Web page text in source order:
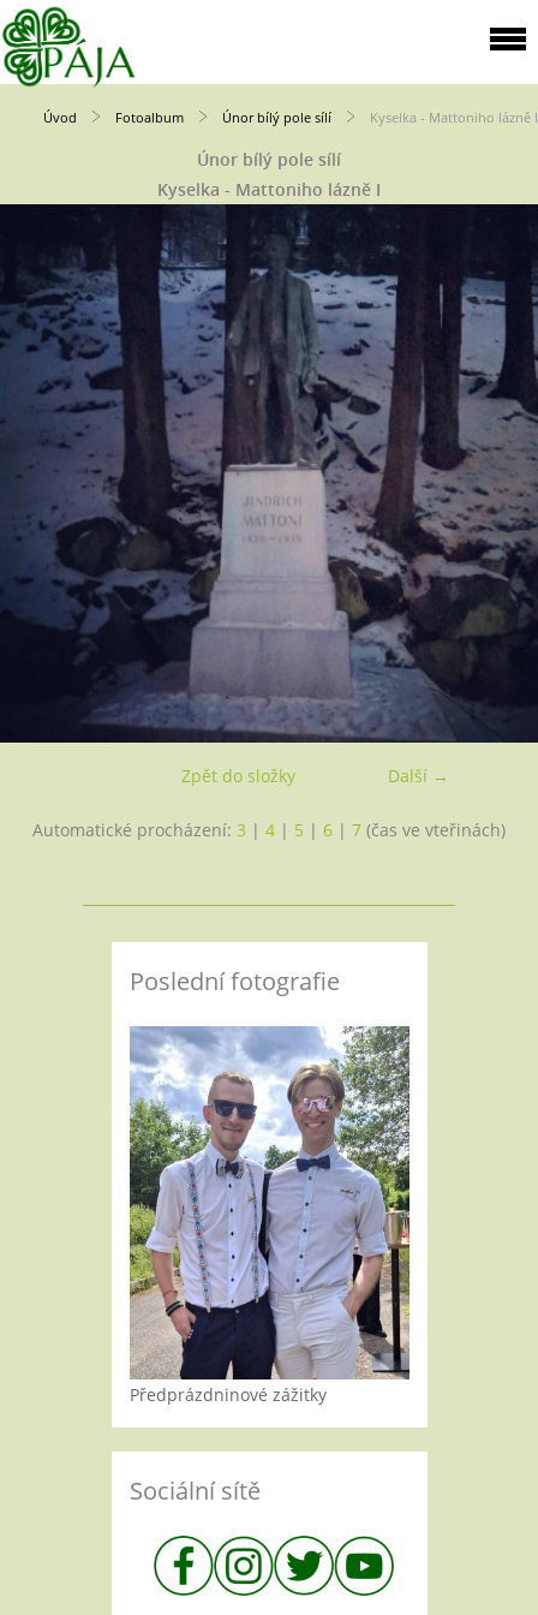
Úvod Fotoalbum Únor bílý pole sílí Kyselka - Mattoniho lázně I
Únor bílý pole sílí
Kyselka - Mattoniho lázně I
Další →
Zpět do složky
Automatické procházení: 3 | 4 | 5 | 6 | 7 (čas ve vteřinách)
Poslední fotografie
Předprázdninové zážitky
Sociální sítě